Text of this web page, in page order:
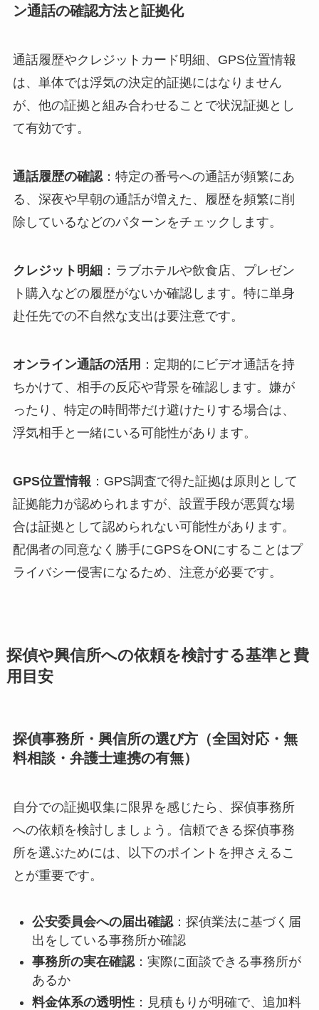
ン通話の確認方法と証拠化
通話履歴やクレジットカード明細、GPS位置情報
は、単体では浮気の決定的証拠にはなりません
が、他の証拠と組み合わせることで状況証拠とし
て有効です。
通話履歴の確認：特定の番号への通話が頻繁にあ
る、深夜や早朝の通話が増えた、履歴を頻繁に削
除しているなどのパターンをチェックします。
クレジット明細：ラブホテルや飲食店、プレゼン
ト購入などの履歴がないか確認します。特に単身
赴任先での不自然な支出は要注意です。
オンライン通話の活用 ：定期的にビデオ通話を持
ちかけて、相手の反応や背景を確認します。嫌が
ったり、特定の時間帯だけ避けたりする場合は、
浮気相手と一緒にいる可能性があります。
GPS位置情報 ：GPS調査で得た証拠は原則として
証拠能力が認められますが、設置手段が悪質な場
合は証拠として認められない可能性があります。
配偶者の同意なく勝手にGPSをONにすることはプ
ライバシー侵害になるため、注意が必要です。
探偵や興信所への依頼を検討する基準と費
用目安
探偵事務所・興信所の選び方（全国対応・無
料相談・弁護士連携の有無）
自分での証拠収集に限界を感じたら、探偵事務所
への依頼を検討しましょう。信頼できる探偵事務
所を選ぶためには、以下のポイントを押さえるこ
とが重要です。
公安委員会への届出確認：探偵業法に基づく届
出をしている事務所か確認
事務所の実在確認：実際に面談できる事務所が
あるか
料金体系の透明性：見積もりが明確で、追加料